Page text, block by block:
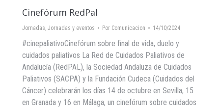
Cinefórum RedPal
Jornadas, Jornadas y eventos Por Comunicacion 14/10/2024
#cinepaliativoCinefórum sobre final de vida, duelo y
cuidados paliativos La Red de Cuidados Paliativos de
Andalucía (RedPAL), la Sociedad Andaluza de Cuidados
Paliativos (SACPA) y la Fundación Cudeca (Cuidados del
Cáncer) celebrarán los días 14 de octubre en Sevilla, 15
en Granada y 16 en Málaga, un cinefórum sobre cuidados